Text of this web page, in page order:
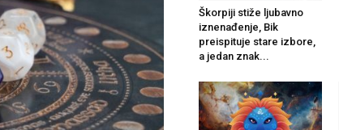
Škorpiji stiže ljubavno
iznenađenje, Bik
preispituje stare izbore,
a jedan znak...